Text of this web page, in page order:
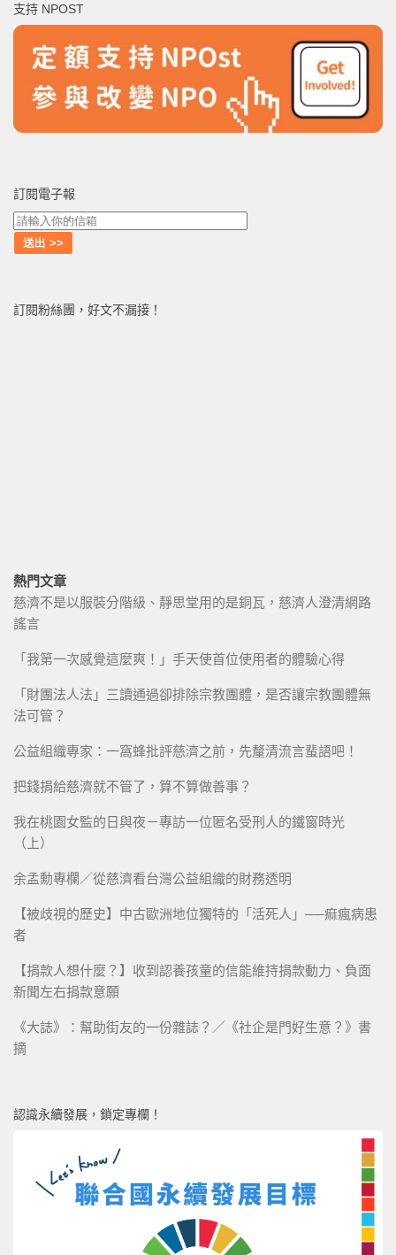
字:
支持 NPOST
訂閱電子報
訂閱粉絲團，好文不漏接！
熱門文章
慈濟不是以服裝分階級、靜思堂用的是銅瓦，慈濟人澄清網路
謠言
「我第一次感覺這麼爽！」手天使首位使用者的體驗心得
「財團法人法」三讀通過卻排除宗教團體，是否讓宗教團體無
法可管？
公益組織專家：一窩蜂批評慈濟之前，先釐清流言蜚語吧！
把錢捐給慈濟就不管了，算不算做善事？
我在桃園女監的日與夜－專訪一位匿名受刑人的鐵窗時光
（上）
余孟勳專欄／從慈濟看台灣公益組織的財務透明
【被歧視的歷史】中古歐洲地位獨特的「活死人」──痲瘋病患
者
【捐款人想什麼？】收到認養孩童的信能維持捐款動力、負面
新聞左右捐款意願
《大誌》：幫助街友的一份雜誌？／《社企是門好生意？》書
摘
認識永續發展，鎖定專欄！